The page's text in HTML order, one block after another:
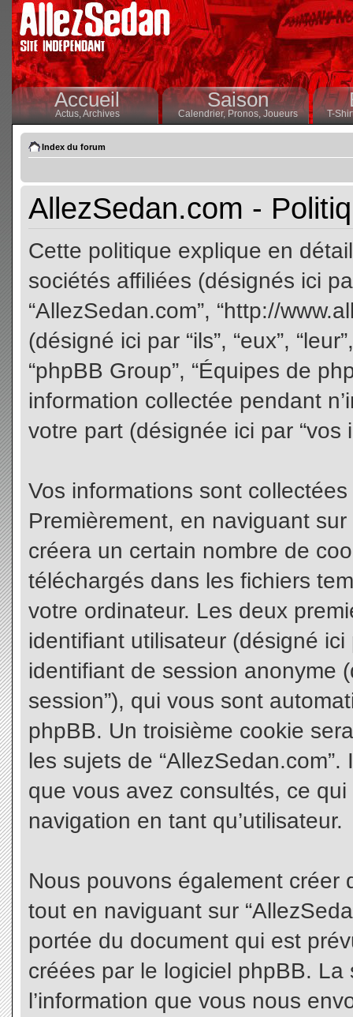
Accueil
Actus,Archives
Saison
Calendrier,Pronos, Joueurs T-
Index du forum
AllezSedan.com -
Cette politique explique en
sociétés affiliées (désignés ici
“AllezSedan.com”, “http://
(désigné ici par “ils”, “eux”,
“phpBB Group”, “Équipes de
information collectée pendant
votre part (désignée ici par “vos
Vos informations sont
Premièrement, en naviguant
créera un certain nombre de
téléchargés dans les fichiers
votre ordinateur. Les deux
identifiant utilisateur (désigné ici
identifiant de session anonyme
session”), qui vous sont
phpBB. Un troisième cookie
les sujets de
que vous avez consultés, ce
navigation en tant qu’utilisateur.
Nous pouvons également créer
tout en naviguant sur
portée du document qui est
créées par le logiciel phpBB.
l’information que vous nous